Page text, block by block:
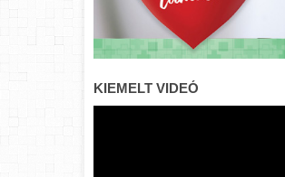
KIEMELT VIDEÓ